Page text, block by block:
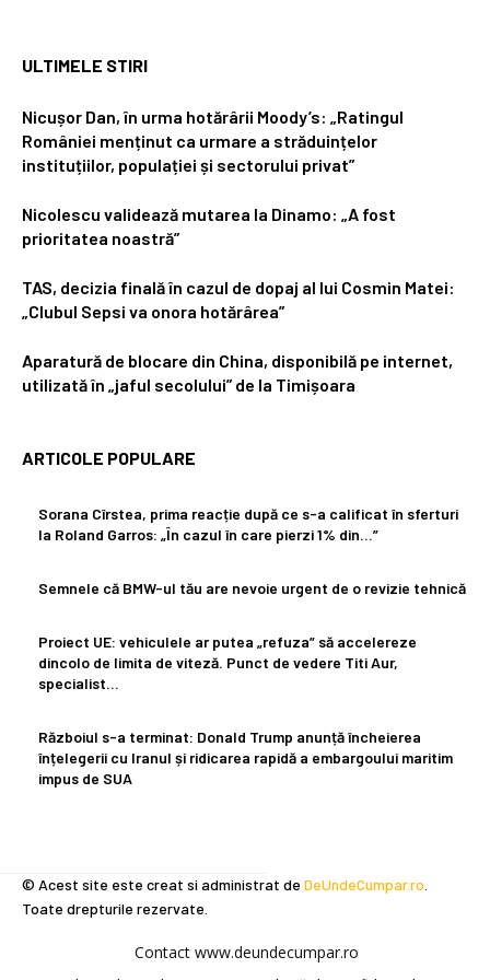
ULTIMELE STIRI
Nicușor Dan, în urma hotărârii Moody’s: „Ratingul
României menținut ca urmare a străduințelor
instituțiilor, populației și sectorului privat”
Nicolescu validează mutarea la Dinamo: „A fost
prioritatea noastră”
TAS, decizia finală în cazul de dopaj al lui Cosmin Matei:
„Clubul Sepsi va onora hotărârea”
Aparatură de blocare din China, disponibilă pe internet,
utilizată în „jaful secolului” de la Timișoara
ARTICOLE POPULARE
Sorana Cîrstea, prima reacție după ce s-a calificat în sferturi
la Roland Garros: „În cazul în care pierzi 1% din…”
Semnele că BMW-ul tău are nevoie urgent de o revizie tehnică
Proiect UE: vehiculele ar putea „refuza” să accelereze
dincolo de limita de viteză. Punct de vedere Titi Aur,
specialist…
Războiul s-a terminat: Donald Trump anunță încheierea
înțelegerii cu Iranul și ridicarea rapidă a embargoului maritim
impus de SUA
© Acest site este creat si administrat de DeUndeCumpar.ro
Toate drepturile rezervate.
Contact www.deundecumpar.ro